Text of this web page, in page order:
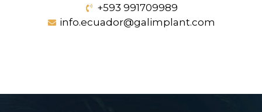
+593 991709989
info.ecuador@galimplant.com